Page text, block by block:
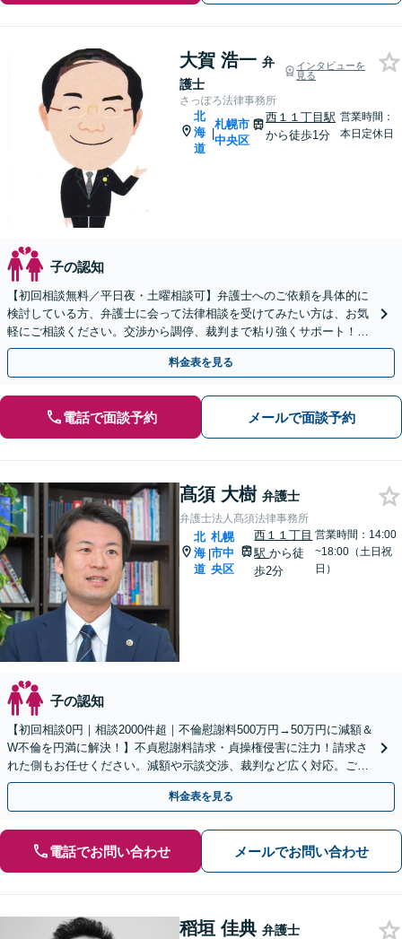
大賀 浩一 弁
護士
インタビューを
見る
さっぽろ法律事務所
北
海
道
|
札幌市
中央区
西１１丁目駅
から徒歩1分
営業時間：
本日定休日
子の認知
【初回相談無料／平日夜・土曜相談可】弁護士へのご依頼を具体的に
検討している方、弁護士に会って法律相談を受けてみたい方は、お気
軽にご相談ください。交渉から調停、裁判まで粘り強くサポート！婚
姻費用や養育費、財産分与、慰謝料、親権、面会交流。
料金表を見る
電話で面談予約 メールで面談予約
髙須 大樹 弁護士
弁護士法人髙須法律事務所
北
海
道
|
札幌
市中
央区
西１１丁目
駅から徒
歩2分
営業時間：14:00
~18:00（土日祝
日）
子の認知
【初回相談0円｜相談2000件超｜不倫慰謝料500万円→50万円に減額＆
W不倫を円満に解決！】不貞慰謝料請求・貞操権侵害に注力！請求さ
れた側もお任せください。減額や示談交渉、裁判など広く対応。ご意
向を踏まえ最適な解決を目指し尽力いたします
料金表を見る
電話でお問い合わせ メールでお問い合わせ
稻垣 佳典 弁護士